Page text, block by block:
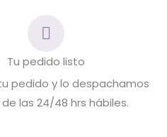
Tu pedido listo
pedido y lo despachamos
las 24/48 hrs hábiles.